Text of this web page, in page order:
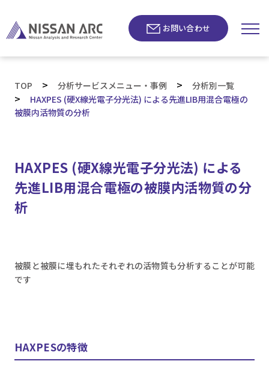
お問い合わせ
TOP > 分析サービスメニュー・事例 > 分析別一覧
>
HAXPES (硬X線光電子分光法) による先進LIB用混合電極の
被膜内活物質の分析
HAXPES (硬X線光電子分光法) による
先進LIB用混合電極の被膜内活物質の分
析
被膜と被膜に埋もれたそれぞれの活物質も分析することが可能
です
HAXPESの特徴